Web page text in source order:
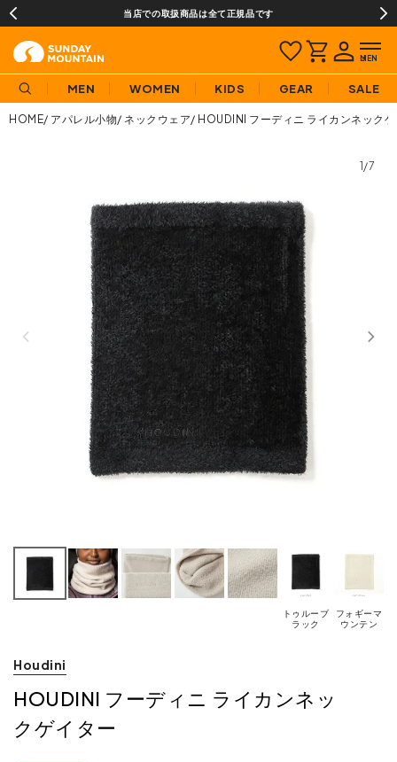
当店での取扱商品は全て正規品です
MEN WOMEN KIDS GEAR SALE
HOME アパレル小物 ネックウェア HOUDINI フーディニ ライカンネック
1/7
トゥルーブ
ラック
フォギーマ
ウンテン
Houdini
HOUDINI フーディニ ライカンネッ
クゲイター